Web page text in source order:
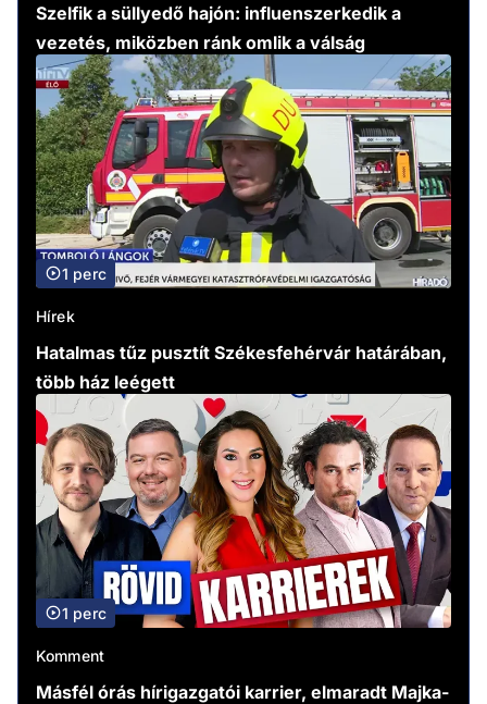
Szelfik a süllyedő hajón: influenszerkedik a
vezetés, miközben ránk omlik a válság
1 perc
Hírek
Hatalmas tűz pusztít Székesfehérvár határában,
több ház leégett
1 perc
Komment
Másfél órás hírigazgatói karrier, elmaradt Majka-